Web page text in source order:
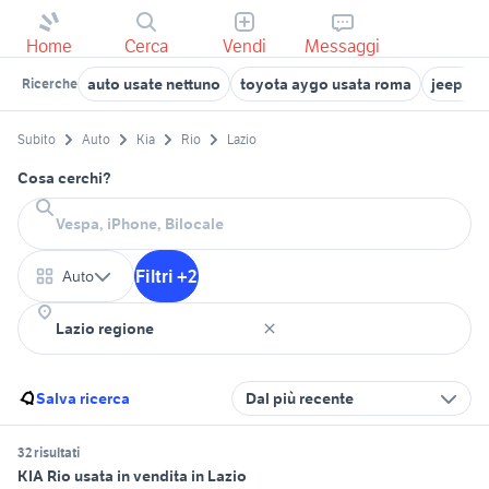
Home Cerca Vendi Messaggi
Ricerche auto usate nettuno toyota aygo usata roma jeep in
Subito Auto Kia Rio Lazio
Cosa cerchi?
Auto Filtri +2
Salva ricerca Dal più recente
32 risultati
KIA Rio usata in vendita in Lazio